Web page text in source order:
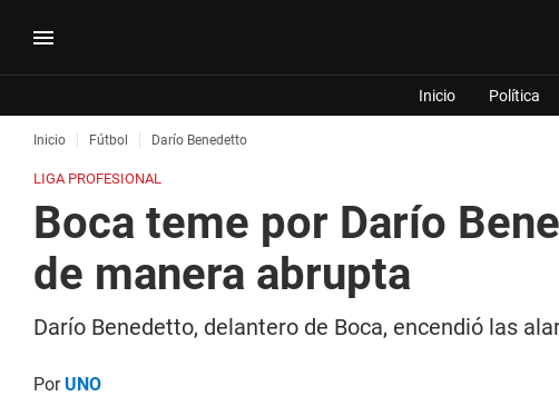
Inicio Política
Inicio Fútbol Darío Benedetto
LIGA PROFESIONAL
Boca teme por Darío
de manera abrupta
Darío Benedetto, delantero de Boca, encendió las
PorUNO